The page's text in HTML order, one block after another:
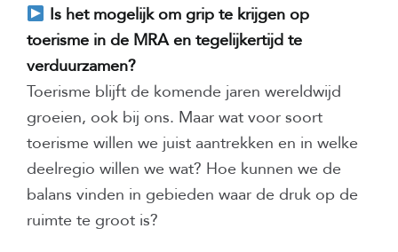
Is het mogelijk om grip te krijgen op
toerisme in de MRA en tegelijkertijd te
verduurzamen?
Toerisme blijft de komende jaren wereldwijd
groeien, ook bij ons. Maar wat voor soort
toerisme willen we juist aantrekken en in welke
deelregio willen we wat? Hoe kunnen we de
balans vinden in gebieden waar de druk op de
ruimte te groot is?